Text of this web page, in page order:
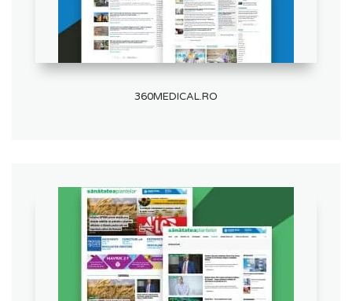
360MEDICAL.RO